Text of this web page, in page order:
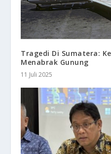
Tragedi Di Sumatera:
Menabrak Gunung
11 Juli 2025